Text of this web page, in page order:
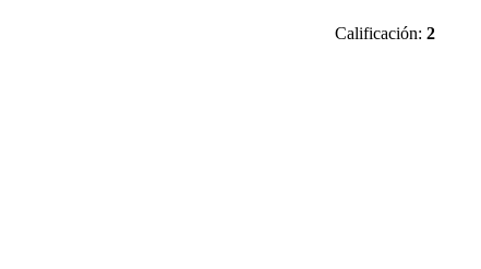
Calificación: 2